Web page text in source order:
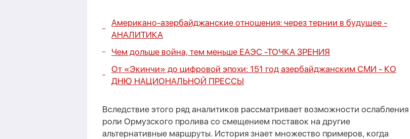
Американо-азербайджанские отношения: через тернии в будущее -
АНАЛИТИКА
Чем дольше война, тем меньше ЕАЭС -ТОЧКА ЗРЕНИЯ
От «Экинчи» до цифровой эпохи: 151 год азербайджанским СМИ - КО
ДНЮ НАЦИОНАЛЬНОЙ ПРЕССЫ
Вследствие этого ряд аналитиков рассматривает возможности ослабления
роли Ормузского пролива со смещением поставок на другие
альтернативные маршруты. История знает множество примеров, когда